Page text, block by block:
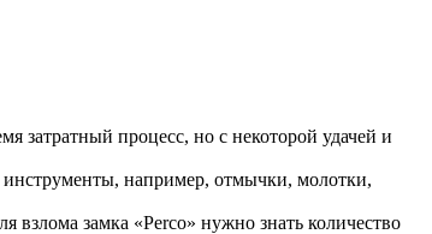
затратный процесс, но с некоторой удачей и
инструменты, например, отмычки, молотки,
замка «Perco» нужно знать количество